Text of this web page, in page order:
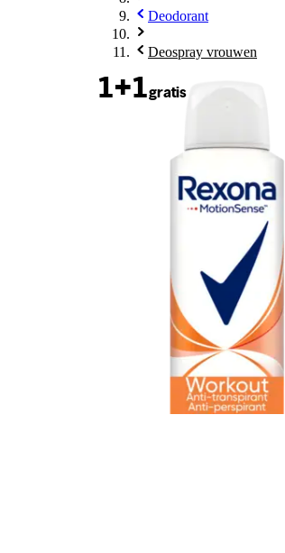
Deodorant
Deospray vrouwen
1+1gratis